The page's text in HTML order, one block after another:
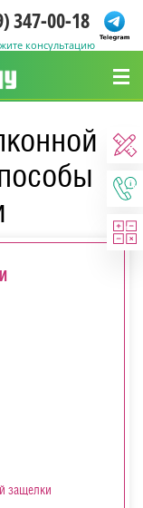
347-00-18
консультацию
защелки